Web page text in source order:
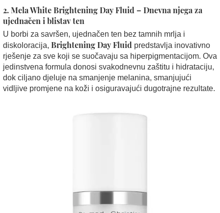
2. Mela White Brightening Day Fluid – Dnevna njega za
ujednačen i blistav ten
U borbi za savršen, ujednačen ten bez tamnih mrlja i
diskoloracija, Brightening Day Fluid predstavlja inovativno
rješenje za sve koji se suočavaju sa hiperpigmentacijom. Ova
jedinstvena formula donosi svakodnevnu zaštitu i hidrataciju,
dok ciljano djeluje na smanjenje melanina, smanjujući
vidljive promjene na koži i osiguravajući dugotrajne rezultate.